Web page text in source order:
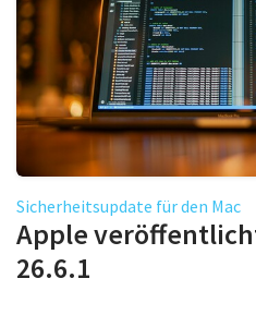
Sicherheitsupdate für den Mac
Apple
26.6.1